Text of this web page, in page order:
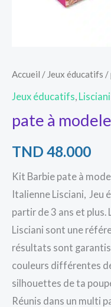
Accueil / Jeux éducatifs /
Jeux éducatifs Lisciani
pate à
TND 48.000
Kit Barbie pate à
Italienne Lisciani, Jeu
partir de 3 ans et
Lisciani sont une
résultats sont
couleurs différentes
silhouettes de ta
Réunis dans un multi